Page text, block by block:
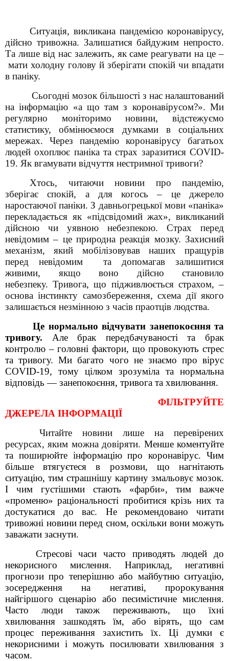
Ситуація, викликана пандемією коронавірусу,
дійсно тривожна. Залишатися байдужим непросто.
Та лише від нас залежить, як саме реагувати на це –
мати холодну голову й зберігати спокій чи впадати
в паніку.
Сьогодні мозок більшості з нас налаштований
на інформацію «а що там з коронавірусом?». Ми
регулярно моніторимо новини, відстежуємо
статистику, обмінюємося думками в соціальних
мережах. Через пандемію коронавірусу багатьох
людей охоплює паніка та страх заразитися COVID-
19. Як вгамувати відчуття нестримної тривоги?
Хтось, читаючи новини про пандемію,
зберігає спокій, а для когось – це джерело
наростаючої паніки. З давньогрецької мови «паніка»
перекладається як «підсвідомий жах», викликаний
дійсною чи уявною небезпекою. Страх перед
невідомим – це природна реакція мозку. Захисний
механізм, який мобілізовував наших пращурів
перед невідомим та допомагав залишитися
живими, якщо воно дійсно становило
небезпеку. Тривога, що підживлюється страхом, –
основа інстинкту самозбереження, схема дії якого
залишається незмінною з часів праотців людства.
Це нормально відчувати занепокоєння та
тривогу. Алебрак передбачуваності та брак
контролю – головні фактори, що провокують стрес
та тривогу. Ми багато чого не знаємо про вірус
COVID-19, тому цілком зрозуміла та нормальна
відповідь — занепокоєння, тривога та хвилювання.
ФІЛЬТРУЙТЕ
ДЖЕРЕЛА ІНФОРМАЦІЇ
Читайте новини лише на перевірених
ресурсах, яким можна довіряти. Менше коментуйте
та поширюйте інформацію про коронавірус. Чим
більше втягуєтеся в розмови, що нагнітають
ситуацію, тим страшнішу картину змальовує мозок.
І чим густішими стають «фарби», тим важче
«променю» раціональності пробитися крізь них та
достукатися до вас. Не рекомендовано читати
тривожні новини перед сном, оскільки вони можуть
заважати заснути.
Стресові часи часто приводять людей до
некорисного мислення. Наприклад, негативні
прогнози про теперішню або майбутню ситуацію,
зосередження на негативі, пророкування
найгіршого сценарію або песимістичне мислення.
Часто люди також переживають, що їхні
хвилювання зашкодять їм, або вірять, що сам
процес переживання захистить їх. Ці думки є
некорисними і можуть посилювати хвилювання з
часом.